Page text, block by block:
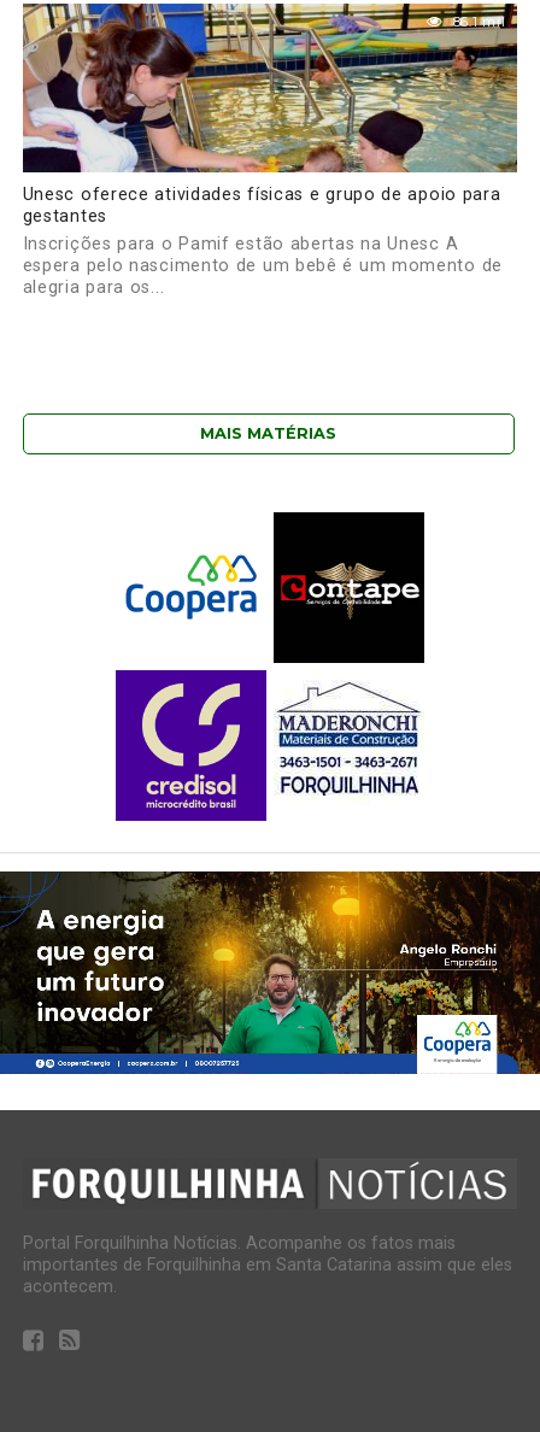
86.1 mil
Unesc oferece atividades físicas e grupo de apoio para
gestantes
Inscrições para o Pamif estão abertas na Unesc A
espera pelo nascimento de um bebê é um momento de
alegria para os...
MAIS MATÉRIAS
Portal Forquilhinha Notícias. Acompanhe os fatos mais
importantes de Forquilhinha em Santa Catarina assim que eles
acontecem.